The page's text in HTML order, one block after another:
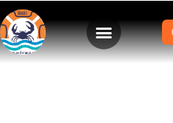
I Campeonato Brasileiro de